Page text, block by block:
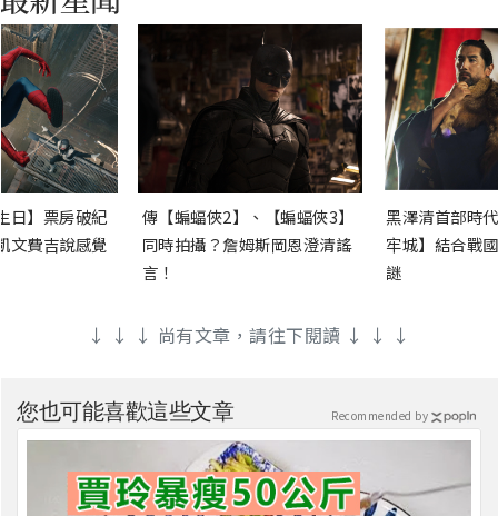
日】票房破紀
文費吉說感覺
傳【蝙蝠俠2】、【蝙蝠俠3】
同時拍攝？詹姆斯岡恩澄清謠
言！
黑澤清首部時
牢城】結合戰
謎
↓ ↓ ↓ 尚有文章，請往下閱讀 ↓ ↓ ↓
您也可能喜歡這些文章 Recommended by